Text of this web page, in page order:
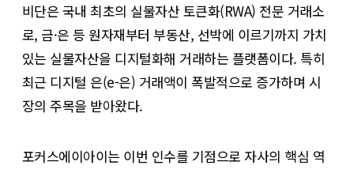
비단은 국내 최초의 실물자산 토큰화(RWA) 전문 거래소
로, 금·은 등 원자재부터 부동산, 선박에 이르기까지 가치
있는 실물자산을 디지털화해 거래하는 플랫폼이다. 특히
최근 디지털 은(e-은) 거래액이 폭발적으로 증가하며 시
장의 주목을 받아왔다.
포커스에이아이는 이번 인수를 기점으로 자사의 핵심 역